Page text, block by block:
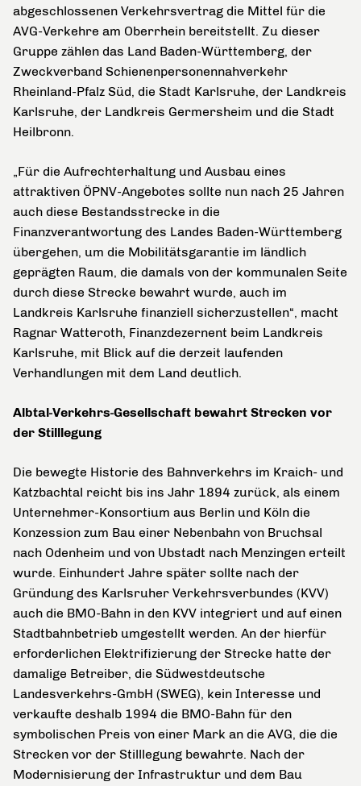
abgeschlossenen Verkehrsvertrag die Mittel für die
AVG-Verkehre am Oberrhein bereitstellt. Zu dieser
Gruppe zählen das Land Baden-Württemberg, der
Zweckverband Schienenpersonennahverkehr
Rheinland-Pfalz Süd, die Stadt Karlsruhe, der Landkreis
Karlsruhe, der Landkreis Germersheim und die Stadt
Heilbronn.
„Für die Aufrechterhaltung und Ausbau eines
attraktiven ÖPNV-Angebotes sollte nun nach 25 Jahren
auch diese Bestandsstrecke in die
Finanzverantwortung des Landes Baden-Württemberg
übergehen, um die Mobilitätsgarantie im ländlich
geprägten Raum, die damals von der kommunalen Seite
durch diese Strecke bewahrt wurde, auch im
Landkreis Karlsruhe finanziell sicherzustellen“, macht
Ragnar Watteroth, Finanzdezernent beim Landkreis
Karlsruhe, mit Blick auf die derzeit laufenden
Verhandlungen mit dem Land deutlich.
Albtal-Verkehrs-Gesellschaft bewahrt Strecken vor
der Stilllegung
Die bewegte Historie des Bahnverkehrs im Kraich- und
Katzbachtal reicht bis ins Jahr 1894 zurück, als einem
Unternehmer-Konsortium aus Berlin und Köln die
Konzession zum Bau einer Nebenbahn von Bruchsal
nach Odenheim und von Ubstadt nach Menzingen erteilt
wurde. Einhundert Jahre später sollte nach der
Gründung des Karlsruher Verkehrsverbundes (KVV)
auch die BMO-Bahn in den KVV integriert und auf einen
Stadtbahnbetrieb umgestellt werden. An der hierfür
erforderlichen Elektrifizierung der Strecke hatte der
damalige Betreiber, die Südwestdeutsche
Landesverkehrs-GmbH (SWEG), kein Interesse und
verkaufte deshalb 1994 die BMO-Bahn für den
symbolischen Preis von einer Mark an die AVG, die die
Strecken vor der Stilllegung bewahrte. Nach der
Modernisierung der Infrastruktur und dem Bau